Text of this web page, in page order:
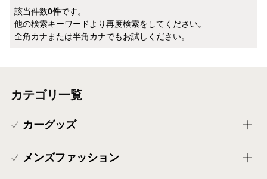
該当件数0件です。
他の検索キーワードより再度検索をしてください。
全角カナまたは半角カナでもお試しください。
カテゴリ一覧
カーグッズ
メンズファッション